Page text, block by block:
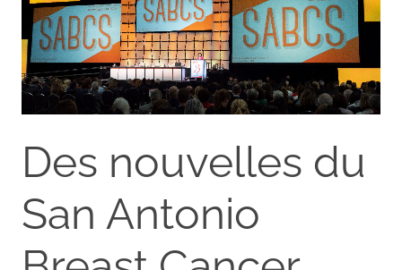
Des nouvelles du
San Antonio